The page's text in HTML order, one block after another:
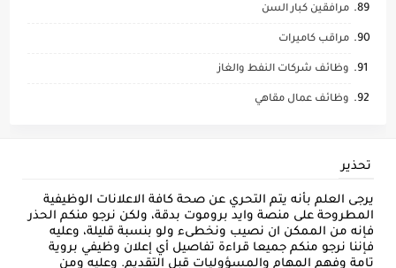
مرافقين كبار السن
مراقب كاميرات
وظائف شركات النفط والغاز
وظائف عمال مقاهي
تحذير
يرجى العلم بأنه يتم التحري عن صحة كافة الاعلانات الوظيفية
المطروحة على منصة وايد بروموت بدقة، ولكن نرجو منكم الحذر
فإنه من الممكن ان نصيب ونخطىء ولو بنسبة قليلة، وعليه
فإننا نرجو منكم جميعا قراءة تفاصيل أي إعلان وظيفي بروية
تامة وفهم المهام والمسؤوليات قبل التقديم. وعليه ومن